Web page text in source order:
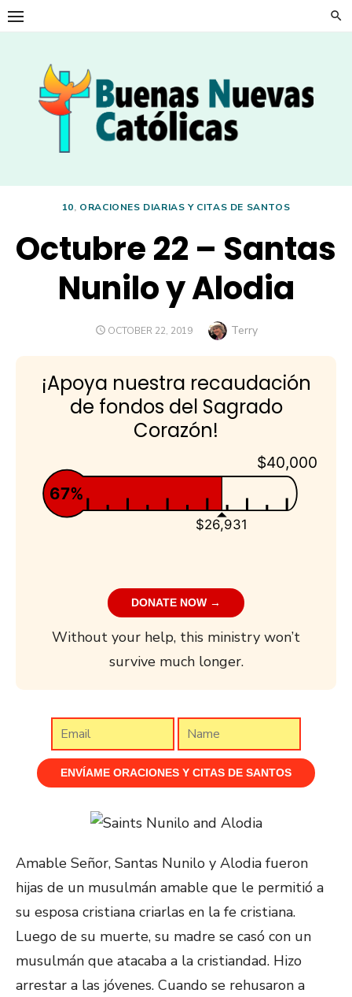
Skip
to
10, ORACIONES DIARIAS Y CITAS DE SANTOS
Octubre 22 – Santas
Nunilo y Alodia
POSTED
OCTOBER 22, 2019 Author
Terry
¡Apoya nuestra recaudación
de fondos del Sagrado
Corazón!
$40,000
$26,931
67%
DONATE NOW →
Without your help, this ministry won’t
survive much longer.
Amable Señor, Santas Nunilo y Alodia fueron
hijas de un musulmán amable que le permitió a
su esposa cristiana criarlas en la fe cristiana.
Luego de su muerte, su madre se casó con un
musulmán que atacaba a la cristiandad. Hizo
arrestar a las jóvenes. Cuando se rehusaron a